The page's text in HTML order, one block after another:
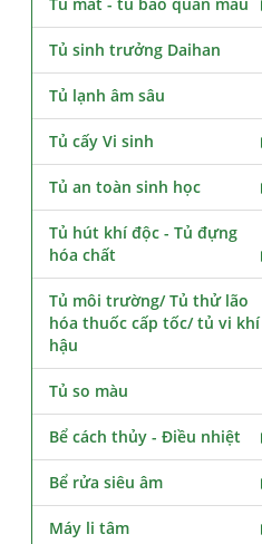
Tủ sinh trưởng Daihan
Tủ lạnh âm sâu
Tủ cấy Vi sinh
Tủ an toàn sinh học
Tủ hút khí độc - Tủ đựng
hóa chất
Tủ môi trường/ Tủ thử lão
hóa thuốc cấp tốc/ tủ vi khí
hậu
Tủ so màu
Bể cách thủy - Điều nhiệt
Bể rửa siêu âm
Máy li tâm